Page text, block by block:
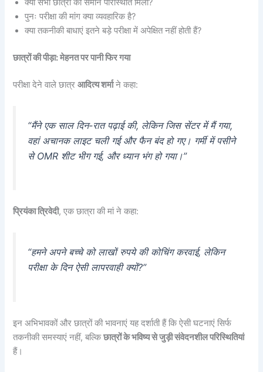
क्या सभी छात्रों को समान परिस्थिति मिली?
पुनः परीक्षा की मांग क्या व्यवहारिक है?
क्या तकनीकी बाधाएं इतने बड़े परीक्षा में अपेक्षित नहीं होती हैं?
छात्रों की पीड़ा: मेहनत पर पानी फिर गया
परीक्षा देने वाले छात्रआदित्य शर्माने कहा:
“मैंने एक साल दिन-रात पढ़ाई की, लेकिन जिस सेंटर में मैं गया,
वहां अचानक लाइट चली गई और फैन बंद हो गए। गर्मी में पसीने
से OMR शीट भीग गई, और ध्यान भंग हो गया।”
प्रियंका त्रिवेदी, एक छात्रा की मां ने कहा:
“हमने अपने बच्चे को लाखों रुपये की कोचिंग करवाई, लेकिन
परीक्षा के दिन ऐसी लापरवाही क्यों?”
इन अभिभावकों और छात्रों की भावनाएं यह दर्शाती हैं कि ऐसी घटनाएं सिर्फ
तकनीकी समस्याएं नहीं, बल्किछात्रों के भविष्य से जुड़ी संवेदनशील परिस्थितियां
हैं।